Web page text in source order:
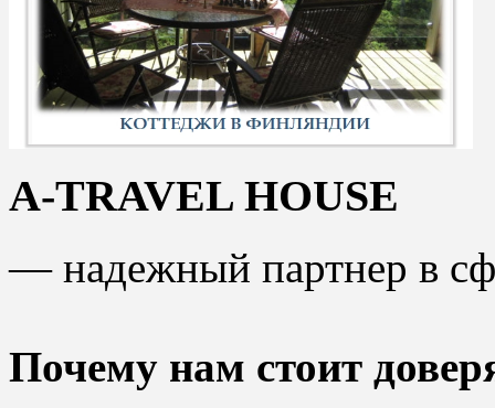
A-TRAVEL HOUSE
— надежный партнер в
Почему нам стоит